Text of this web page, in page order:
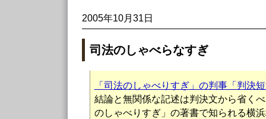
2005年10月31日
司法のしゃべらなすぎ
「司法のしゃべりすぎ」の判事「判決
結論と無関係な記述は判決文から省く
のしゃべりすぎ」の著書で知られる横